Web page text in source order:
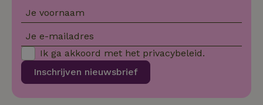
Je voornaam
Je e-mailadres
Inschrijven nieuwsbrief
Ik ga akkoord met het privacybeleid.
.natuurhuisje.nl
dagen
cookie-